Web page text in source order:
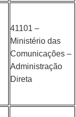
41101 –
Ministério das
Comunicações –
Administração
Direta